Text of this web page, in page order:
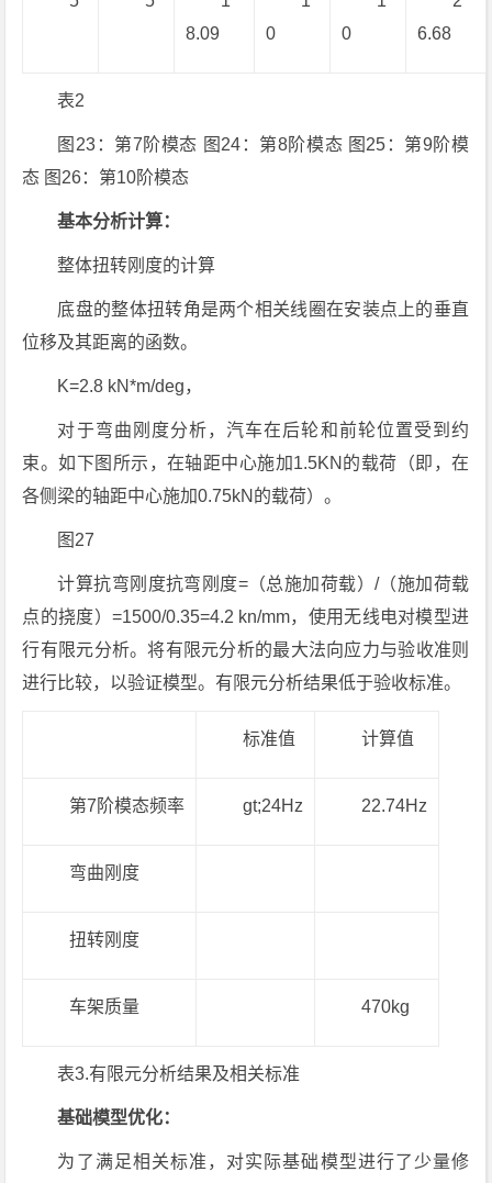
8.09
0
0
6.68
表2
图23：第7阶模态 图24：第8阶模态 图25：第9阶模
态 图26：第10阶模态
基本分析计算：
整体扭转刚度的计算
底盘的整体扭转角是两个相关线圈在安装点上的垂直
位移及其距离的函数。
K=2.8 kN*m/deg，
对于弯曲刚度分析，汽车在后轮和前轮位置受到约
束。如下图所示，在轴距中心施加1.5KN的载荷（即，在
各侧梁的轴距中心施加0.75kN的载荷）。
图27
计算抗弯刚度抗弯刚度=（总施加荷载）/（施加荷载
点的挠度）=1500/0.35=4.2 kn/mm，使用无线电对模型进
行有限元分析。将有限元分析的最大法向应力与验收准则
进行比较，以验证模型。有限元分析结果低于验收标准。
标准值 计算值
第7阶模态频率 gt;24Hz 22.74Hz
弯曲刚度
扭转刚度
车架质量 470kg
表3.有限元分析结果及相关标准
基础模型优化：
为了满足相关标准，对实际基础模型进行了少量修